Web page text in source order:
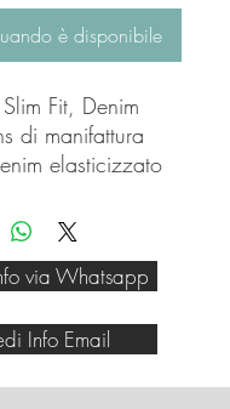
è disponibile
Fit, Denim
di manifattura
elasticizzato
a
via Whatsapp
Info Email